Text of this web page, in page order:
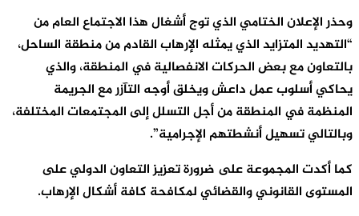
وحذر الإعلان الختامي الذي توج أشغال هذا الاجتماع العام من
“التهديد المتزايد الذي يمثله الإرهاب القادم من منطقة الساحل،
بالتعاون مع بعض الحركات الانفصالية في المنطقة، والذي
يحاكي أسلوب عمل داعش ويخلق أوجه التآزر مع الجريمة
المنظمة في المنطقة من أجل التسلل إلى المجتمعات المختلفة،
وبالتالي تسهيل أنشطتهم الإجرامية”.
كما أكدت المجموعة على ضرورة تعزيز التعاون الدولي على
المستوى القانوني والقضائي لمكافحة كافة أشكال الإرهاب.